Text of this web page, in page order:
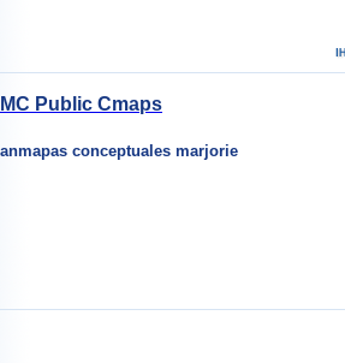
Public Cmaps
anmapas conceptuales marjorie